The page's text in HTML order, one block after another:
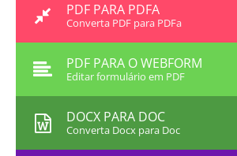
PDF PARA PDFA
Converta PDF para PDFa
PDF PARA O WEBFORM
Editar formulário em PDF
DOCX PARA DOC
Converta Docx para Doc